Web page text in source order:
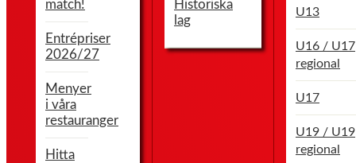
match!
Entrépriser
2026/27
Menyer
i våra
restauranger
Hitta
Historiska
lag
U13
U16 / U17
regional
U17
U19 / U19
regional